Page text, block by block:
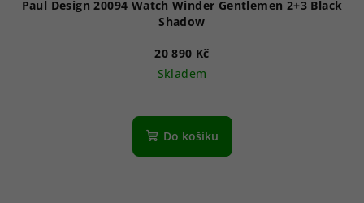
Paul Design 20094 Watch Winder Gentlemen 2+3 Black
Shadow
20 890 Kč
Skladem
Do košíku